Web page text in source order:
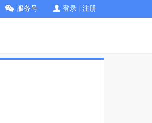
服务号 登录 注册